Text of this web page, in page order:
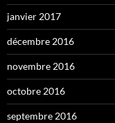
janvier 2017
décembre 2016
novembre 2016
octobre 2016
septembre 2016